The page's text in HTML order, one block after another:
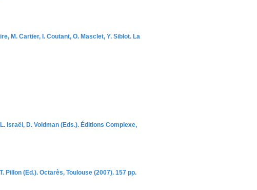
M. Cartier, I. Coutant, O. Masclet, Y. Siblot. La
Israël, D. Voldman (Eds.). Éditions Complexe,
(Ed.). Octarès, Toulouse (2007). 157 pp.